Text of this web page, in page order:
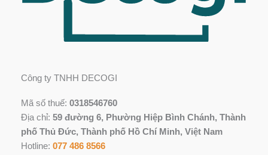
Công ty TNHH DECOGI
Mã số thuế: 0318546760
Địa chỉ: 59 đường 6, Phường Hiệp Bình Chánh, Thành
phố Thủ Đức, Thành phố Hồ Chí Minh, Việt Nam
Hotline: 077 486 8566